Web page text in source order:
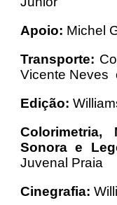
Apoio: Michel
Transporte:
Vicente Neves
Edição:
Sonora e
Juvenal Praia
Cinegrafia: